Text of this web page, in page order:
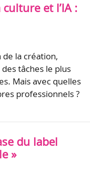
et l’IA :
de la création,
tâches le plus
Mais avec quelles
professionnels ?
du label
»